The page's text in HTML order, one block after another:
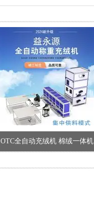
OTC全自动充绒机 棉绒一体机